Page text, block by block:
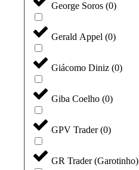
George Soros (0)
Gerald Appel (0)
Giácomo Diniz (0)
Giba Coelho (0)
GPV Trader(0)
GR Trader (Garotinho)